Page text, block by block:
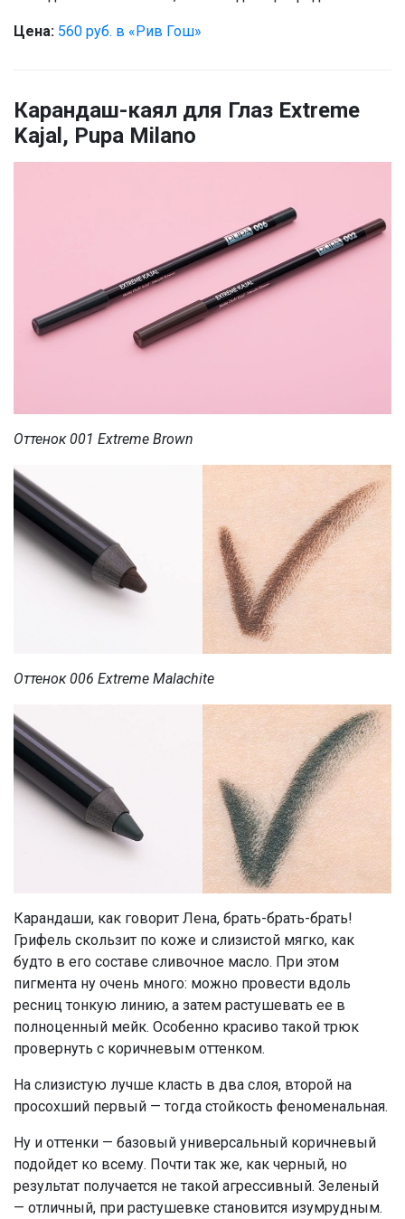
Цена: 560 руб. в «Рив Гош»
Карандаш-каял для Глаз Extreme
Kajal, Pupa Milano
Оттенок 001 Extreme Brown
Оттенок 006 Extreme Malachite
Карандаши, как говорит Лена, брать-брать-брать!
Грифель скользит по коже и слизистой мягко, как
будто в его составе сливочное масло. При этом
пигмента ну очень много: можно провести вдоль
ресниц тонкую линию, а затем растушевать ее в
полноценный мейк. Особенно красиво такой трюк
провернуть с коричневым оттенком.
На слизистую лучше класть в два слоя, второй на
просохший первый — тогда стойкость феноменальная.
Ну и оттенки — базовый универсальный коричневый
подойдет ко всему. Почти так же, как черный, но
результат получается не такой агрессивный. Зеленый
— отличный, при растушевке становится изумрудным.